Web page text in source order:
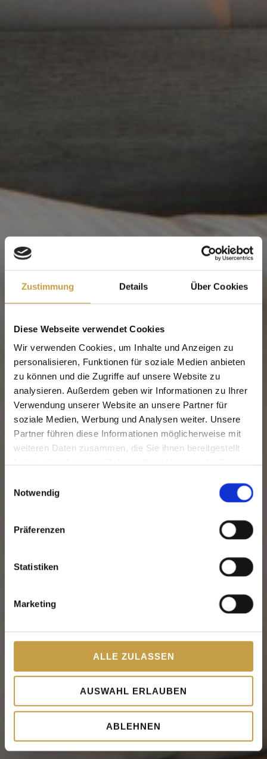
Zustimmung Details Über Cookies
Diese Webseite verwendet Cookies
Wir verwenden Cookies, um Inhalte und Anzeigen zu
personalisieren, Funktionen für soziale Medien anbieten
zu können und die Zugriffe auf unsere Website zu
analysieren. Außerdem geben wir Informationen zu Ihrer
Verwendung unserer Website an unsere Partner für
soziale Medien, Werbung und Analysen weiter. Unsere
Partner führen diese Informationen möglicherweise mit
weiteren Daten zusammen, die Sie ihnen bereitgestellt
Notwendig
Präferenzen
Statistiken
Marketing
ALLE ZULASSEN
AUSWAHL ERLAUBEN
ABLEHNEN